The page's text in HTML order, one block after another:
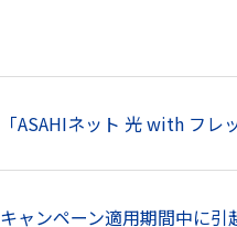
「ASAHIネット 光 with フレ
キャンペーン適用期間中に